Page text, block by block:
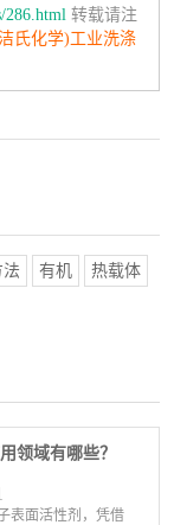
286.html 转载请注
氏化学)工业洗涤
法 有机 热载体
领域有哪些？
表面活性剂，凭借